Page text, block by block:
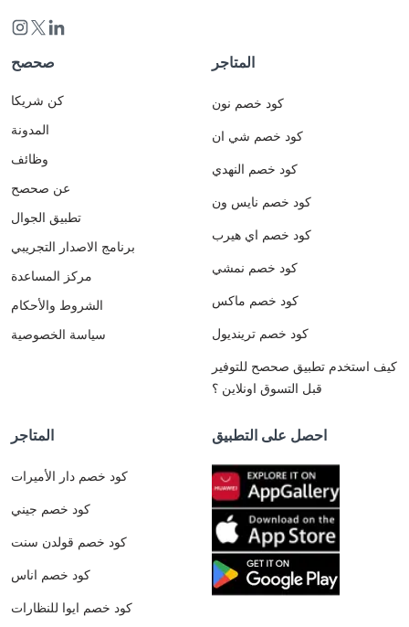
صحصح
كن شريكا
المدونة
وظائف
عن صحصح
تطبيق الجوال
برنامج الاصدار التجريبي
مركز المساعدة
الشروط والأحكام
سياسة الخصوصية
المتاجر
كود خصم نون
كود خصم شي ان
كود خصم النهدي
كود خصم نايس ون
كود خصم اي هيرب
كود خصم نمشي
كود خصم ماكس
كود خصم ترينديول
كيف استخدم تطبيق صحصح للتوفير
قبل التسوق اونلاين ؟
المتاجر
كود خصم دار الأميرات
كود خصم جيني
كود خصم قولدن سنت
كود خصم اناس
كود خصم ايوا للنظارات
احصل على التطبيق